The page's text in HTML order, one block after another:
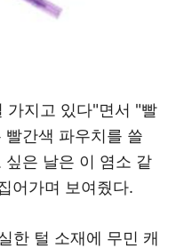
가지고 있다"면서 "빨
간색 파우치를 쓸
싶은 날은 이 염소 같
어가며 보여줬다.
한 털 소재에 무민 캐